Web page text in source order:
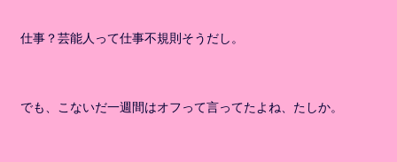
仕事？芸能人って仕事不規則そうだし。
でも、こないだ一週間はオフって言ってたよね、たしか。